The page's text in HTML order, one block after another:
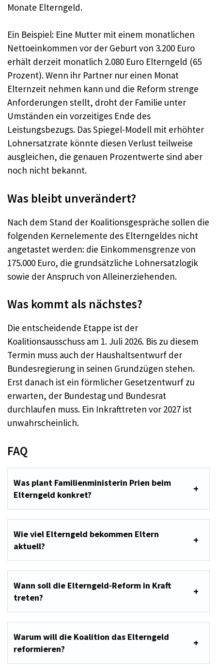
Monate Elterngeld.
Ein Beispiel: Eine Mutter mit einem monatlichen
Nettoeinkommen vor der Geburt von 3.200 Euro
erhält derzeit monatlich 2.080 Euro Elterngeld (65
Prozent). Wenn ihr Partner nur einen Monat
Elternzeit nehmen kann und die Reform strenge
Anforderungen stellt, droht der Familie unter
Umständen ein vorzeitiges Ende des
Leistungsbezugs. Das Spiegel-Modell mit erhöhter
Lohnersatzrate könnte diesen Verlust teilweise
ausgleichen, die genauen Prozentwerte sind aber
noch nicht bekannt.
Was bleibt unverändert?
Nach dem Stand der Koalitionsgespräche sollen die
folgenden Kernelemente des Elterngeldes nicht
angetastet werden: die Einkommensgrenze von
175.000 Euro, die grundsätzliche Lohnersatzlogik
sowie der Anspruch von Alleinerziehenden.
Was kommt als nächstes?
Die entscheidende Etappe ist der
Koalitionsausschuss am 1. Juli 2026. Bis zu diesem
Termin muss auch der Haushaltsentwurf der
Bundesregierung in seinen Grundzügen stehen.
Erst danach ist ein förmlicher Gesetzentwurf zu
erwarten, der Bundestag und Bundesrat
durchlaufen muss. Ein Inkrafttreten vor 2027 ist
unwahrscheinlich.
FAQ
Was plant Familienministerin Prien beim
Elterngeld konkret?
Wie viel Elterngeld bekommen Eltern
aktuell?
Wann soll die Elterngeld-Reform in Kraft
treten?
Warum will die Koalition das Elterngeld
reformieren?